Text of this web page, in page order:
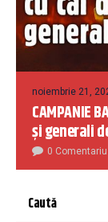
noiembrie 21,
CAMPANIE
și generali
0 Comentariu